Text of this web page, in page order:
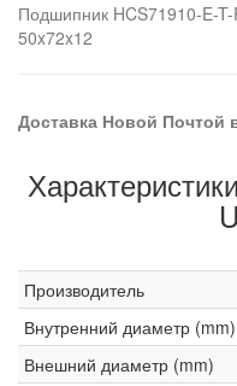
Подшипник HCS71910-E-T-
50x72x12
Доставка Новой Почтой
Производитель
Внутренний диаметр (mm)
Внешний диаметр (mm)